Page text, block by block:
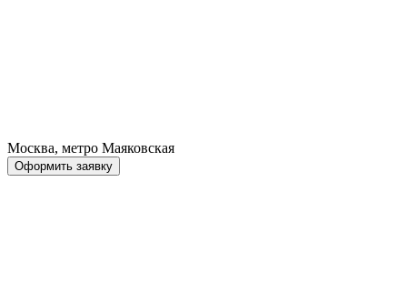
Москва, метро Маяковская
Оформить заявку